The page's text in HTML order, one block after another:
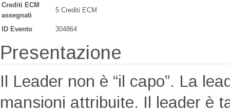
Crediti ECM
assegnati
5 Crediti ECM
ID Evento 304864
Presentazione
Il Leader non è “il capo”. La
mansioni attribuite. Il leader è